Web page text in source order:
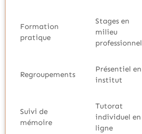
Formation
pratique
Stages en
milieu
professionnel
Regroupements
Présentiel en
institut
Suivi de
mémoire
Tutorat
individuel en
ligne